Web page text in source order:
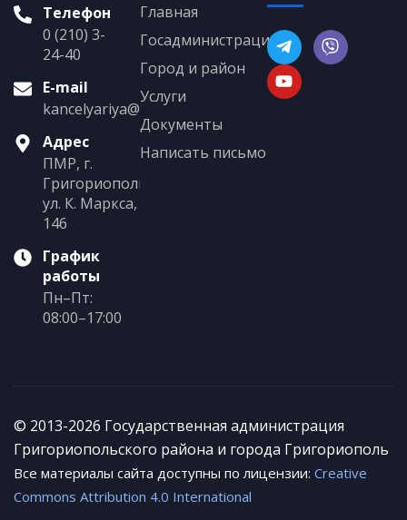
Телефон
0 (210) 3-
24-40
E-mail
kancelyariya@grigoriopol.gospmr.org
Адрес
ПМР, г.
Григориополь,
ул. К. Маркса,
146
График
работы
Пн–Пт:
08:00–17:00
Главная
Госадминистрация
Город и район
Услуги
Документы
Написать письмо
© 2013-2026 Государственная администрация
Григориопольского района и города Григориополь
Все материалы сайта доступны по лицензии: Creative
Commons Attribution 4.0 International